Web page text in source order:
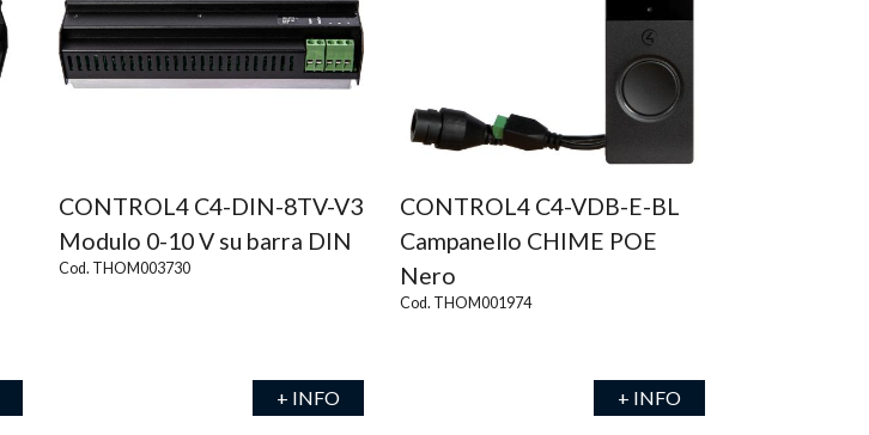
CONTROL4 C4-DIN-8TV-V3
Modulo 0-10 V su barra DIN
Cod. THOM003730
+ INFO
CONTROL4 C4-VDB-E-BL
Campanello CHIME POE
Nero
Cod. THOM001974
+ INFO